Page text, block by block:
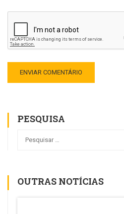
PESQUISA
OUTRAS NOTÍCIAS